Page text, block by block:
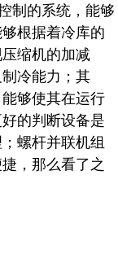
制的系统，能够
根据着冷库的
缩机的加减
冷能力；其
够使其在运行
的判断设备是
螺杆并联机组
，那么看了之